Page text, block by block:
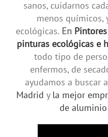
sanos, cuidarnos
menos químicos,
ecológicas. En
pinturas ecológicas e
todo tipo de
enfermos, de
ayudamos a buscar
Madrid y la mejor
de